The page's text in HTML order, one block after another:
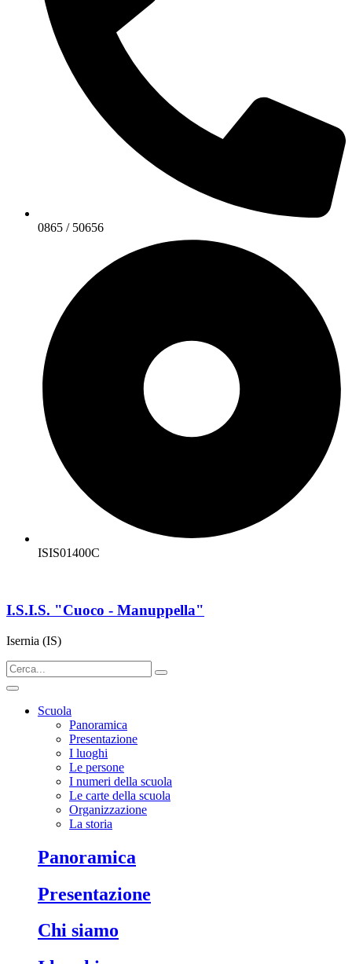
0865 / 50656
ISIS01400C
I.S.I.S. "Cuoco - Manuppella"
Isernia (IS)
Scuola
Panoramica
Presentazione
I luoghi
Le persone
I numeri della scuola
Le carte della scuola
Organizzazione
La storia
panoramica
presentazione
chi siamo